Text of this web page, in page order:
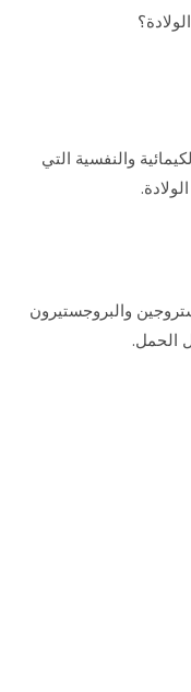
والنفسية التي
والبروجستيرون
الحمل.